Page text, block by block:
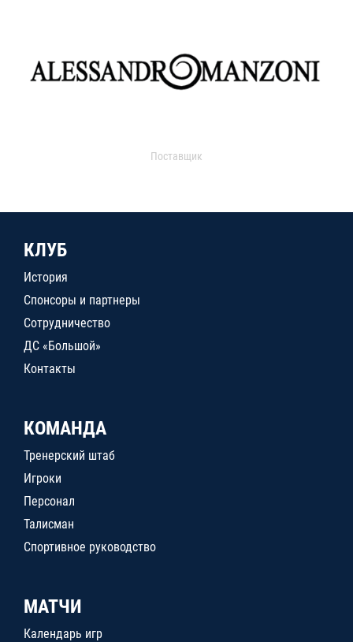
Поставщик
КЛУБ
История
Спонсоры и партнеры
Сотрудничество
ДС «Большой»
Контакты
КОМАНДА
Тренерский штаб
Игроки
Персонал
Талисман
Спортивное руководство
МАТЧИ
Календарь игр